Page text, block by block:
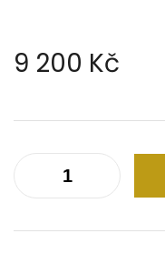
9 200 Kč